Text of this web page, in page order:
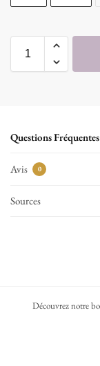
Questions Fréquentes
Avis 0
Sources
Découvrez notre